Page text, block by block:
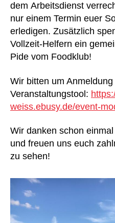
dem Arbeitsdienst
nur einem Termin euer
erledigen. Zusätzlich
Vollzeit-Helfern ein
Pide vom Foodklub!
Wir bitten um
Veranstaltungstool:
weiss.ebusy.de/event-
Wir danken schon
und freuen uns euch
zu sehen!